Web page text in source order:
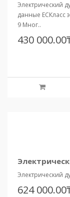
Электрический
данные ЕСКласс
9 Мног..
430
624